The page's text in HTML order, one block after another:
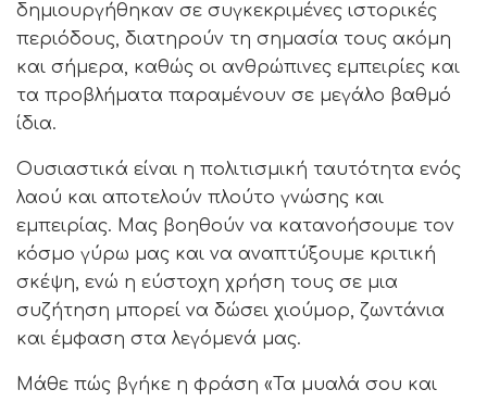
δημιουργήθηκαν σε συγκεκριμένες ιστορικές
περιόδους, διατηρούν τη σημασία τους ακόμη
και σήμερα, καθώς οι ανθρώπινες εμπειρίες και
τα προβλήματα παραμένουν σε μεγάλο βαθμό
ίδια.
Ουσιαστικά είναι η πολιτισμική ταυτότητα ενός
λαού και αποτελούν πλούτο γνώσης και
εμπειρίας. Μας βοηθούν να κατανοήσουμε τον
κόσμο γύρω μας και να αναπτύξουμε κριτική
σκέψη, ενώ η εύστοχη χρήση τους σε μια
συζήτηση μπορεί να δώσει χιούμορ, ζωντάνια
και έμφαση στα λεγόμενά μας.
Μάθε πώς βγήκε η φράση «Τα μυαλά σου και